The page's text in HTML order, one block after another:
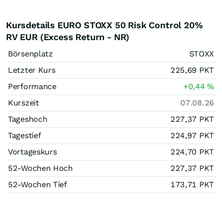
Kursdetails EURO STOXX 50 Risk Control 20%
RV EUR (Excess Return - NR)
Börsenplatz
STOXX
Letzter Kurs
225,69 PKT
Performance
+0,44%
Kurszeit
07.08.26
Tageshoch
227,37 PKT
Tagestief
224,97 PKT
Vortageskurs
224,70 PKT
52-Wochen Hoch
227,37 PKT
52-Wochen Tief
173,71 PKT